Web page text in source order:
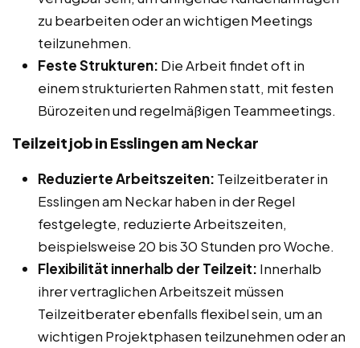
zu bearbeiten oder an wichtigen Meetings
teilzunehmen.
Feste Strukturen: Die Arbeit findet oft in
einem strukturierten Rahmen statt, mit festen
Bürozeiten und regelmäßigen Teammeetings.
Teilzeitjob in Esslingen am Neckar
Reduzierte Arbeitszeiten: Teilzeitberater in
Esslingen am Neckar haben in der Regel
festgelegte, reduzierte Arbeitszeiten,
beispielsweise 20 bis 30 Stunden pro Woche.
Flexibilität innerhalb der Teilzeit: Innerhalb
ihrer vertraglichen Arbeitszeit müssen
Teilzeitberater ebenfalls flexibel sein, um an
wichtigen Projektphasen teilzunehmen oder an